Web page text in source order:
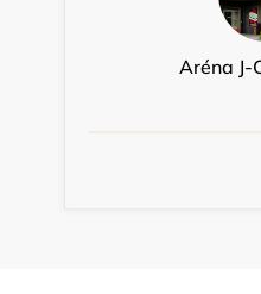
Aréna J-